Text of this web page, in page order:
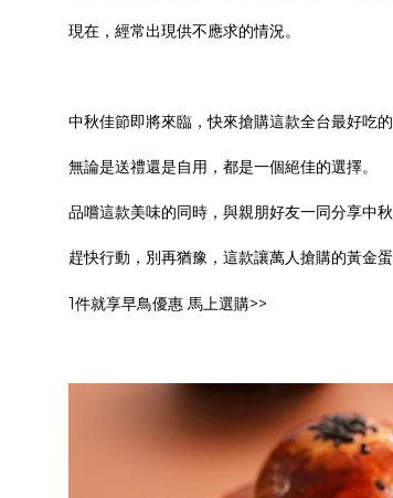
現在，經常出現供不應求的情況。
中秋佳節即將來臨，快來搶購這款全台最好吃
無論是送禮還是自用，都是一個絕佳的選擇。
品嚐這款美味的同時，與親朋好友一同分享中
趕快行動，別再猶豫，這款讓萬人搶購的黃金
1件就享早鳥優惠 馬上選購>>